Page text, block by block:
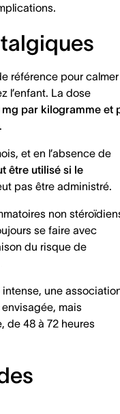
référence pour calmer
l’enfant. La dose
par kilogramme et
et en l’absence de
être utilisé si le
pas être administré.
non
se faire avec
du risque de
une
mais
de 48 à 72 heures